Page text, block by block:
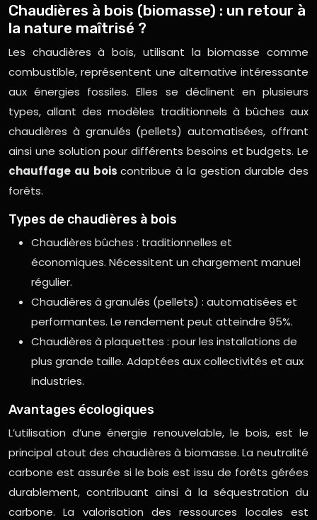
Chaudières à bois (biomasse) : un retour à
la nature maîtrisé ?
Les chaudières à bois, utilisant la biomasse comme
combustible, représentent une alternative intéressante
aux énergies fossiles. Elles se déclinent en plusieurs
types, allant des modèles traditionnels à bûches aux
chaudières à granulés (pellets) automatisées, offrant
ainsi une solution pour différents besoins et budgets. Le
chauffage au boiscontribue à la gestion durable des
forêts.
Types de chaudières à bois
Chaudières bûches : traditionnelles et
économiques. Nécessitent un chargement manuel
régulier.
Chaudières à granulés (pellets) : automatisées et
performantes. Le rendement peut atteindre 95%.
Chaudières à plaquettes : pour les installations de
plus grande taille. Adaptées aux collectivités et aux
industries.
Avantages écologiques
L’utilisation d’une énergie renouvelable, le bois, est le
principal atout des chaudières à biomasse. La neutralité
carbone est assurée si le bois est issu de forêts gérées
durablement, contribuant ainsi à la séquestration du
carbone. La valorisation des ressources locales est